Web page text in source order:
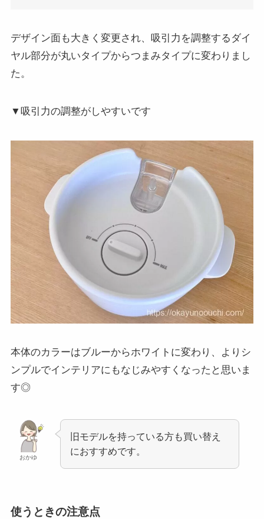
デザイン面も大きく変更され、吸引力を調整するダイ
ヤル部分が丸いタイプからつまみタイプに変わりまし
た。
▼吸引力の調整がしやすいです
本体のカラーはブルーからホワイトに変わり、よりシ
ンプルでインテリアにもなじみやすくなったと思いま
す◎
おかゆ
旧モデルを持っている方も買い替え
におすすめです。
使うときの注意点